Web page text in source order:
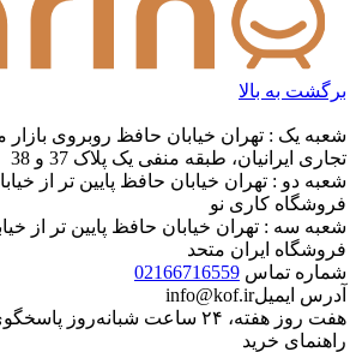
برگشت به بالا
شعبه یک : تهران خیابان حافظ روبروی بازار
تجاری ایرانیان، طبقه منفی یک پلاک 37 و 38
فروشگاه کاری نو
فروشگاه ایران متحد
شماره تماس 02166716559
آدرس ایمیلinfo@kof.ir
هفت روز هفته، ۲۴ ساعت شبانه‌روز پاسخگوی شما هستیم.
راهنمای خرید